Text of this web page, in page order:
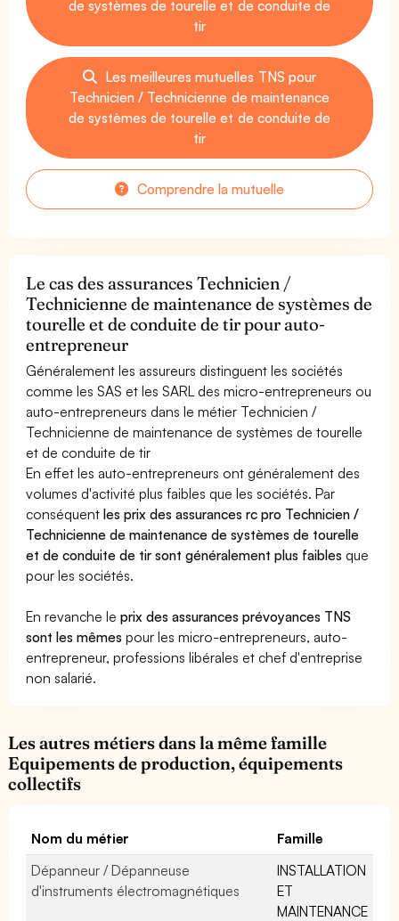
de systèmes de tourelle et de conduite de
tir
Les meilleures mutuelles TNS pour
Technicien / Technicienne de maintenance
de systèmes de tourelle et de conduite de
tir
Comprendre la mutuelle
Le cas des assurances Technicien /
Technicienne de maintenance de systèmes de
tourelle et de conduite de tir pour auto-
entrepreneur
Généralement les assureurs distinguent les sociétés
comme les SAS et les SARL des micro-entrepreneurs ou
auto-entrepreneurs dans le métier Technicien /
Technicienne de maintenance de systèmes de tourelle
et de conduite de tir
En effet les auto-entrepreneurs ont généralement des
volumes d'activité plus faibles que les sociétés. Par
conséquentles prix des assurances rc pro Technicien /
Technicienne de maintenance de systèmes de tourelle
et de conduite de tir sont généralement plus faibles que
pour les sociétés.
En revanche leprix des assurances prévoyances TNS
sont les mêmes pour les micro-entrepreneurs, auto-
entrepreneur, professions libérales et chef d'entreprise
non salarié.
Les autres métiers dans la même famille
Equipements de production, équipements
collectifs
Nom du métier
Famille
Dépanneur / Dépanneuse
d'instruments électromagnétiques
INSTALLATION
ET
MAINTENANCE